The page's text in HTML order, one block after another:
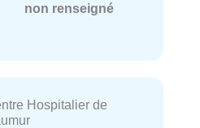
non renseigné
Hospitalier de